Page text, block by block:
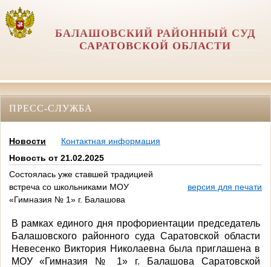
БАЛАШОВСКИЙ РАЙОННЫЙ СУД
САРАТОВСКОЙ ОБЛАСТИ
ПРЕСС-СЛУЖБА
Новости
Контактная информация
Новость от 21.02.2025
Состоялась уже ставшей традицией
встреча со школьниками МОУ
«Гимназия № 1» г. Балашова
версия для печати
В рамках единого дня профориентации председатель
Балашовского районного суда Саратовской области
Невесенко Виктория Николаевна была приглашена в
МОУ «Гимназия № 1» г. Балашова Саратовской